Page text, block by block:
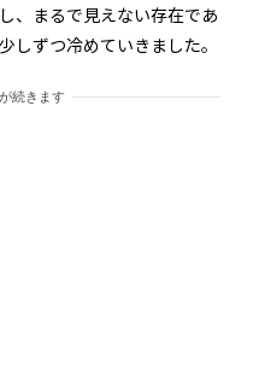
、まるで見えない存在であ
しずつ冷めていきました。
続きます